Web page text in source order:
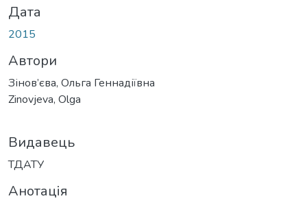
Дата
2015
Автори
Зінов’єва, Ольга Геннадіївна
Zinovjeva, Olga
Видавець
ТДАТУ
Анотація